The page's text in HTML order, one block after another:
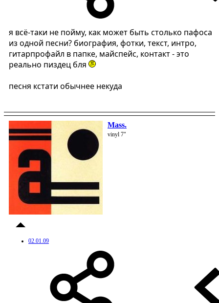
я всё-таки не пойму, как может быть столько пафоса
из одной песни? биография, фотки, текст, интро,
гитарпрофайл в папке, майспейс, контакт - это
реально пиздец бля
песня кстати обычнее некуда
Mass.
vinyl 7"
02.01.09